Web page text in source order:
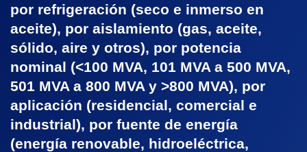
por refrigeración (seco e inmerso en
aceite), por aislamiento (gas, aceite,
sólido, aire y otros), por potencia
nominal (<100 MVA, 101 MVA a 500 MVA,
501 MVA a 800 MVA y >800 MVA), por
aplicación (residencial, comercial e
industrial), por fuente de energía
(energía renovable, hidroeléctrica,